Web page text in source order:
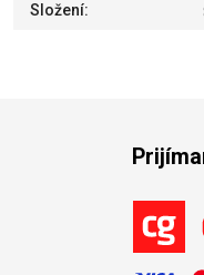
Složení: